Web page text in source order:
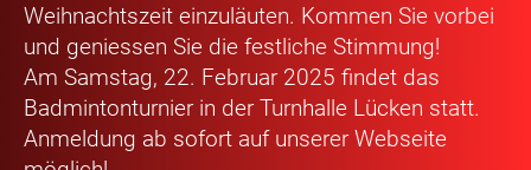
Weihnachtszeit einzuläuten. Kommen Sie vorbei
und geniessen Sie die festliche Stimmung!
Am Samstag, 22. Februar 2025 findet das
Badmintonturnier in der Turnhalle Lücken statt.
Anmeldung ab sofort auf unserer Webseite